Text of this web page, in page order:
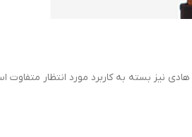
بسته به کاربرد مورد انتظار متفاوت